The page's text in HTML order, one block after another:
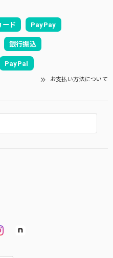
ード PayPay
銀行振込
PayPal
お支払い方法について